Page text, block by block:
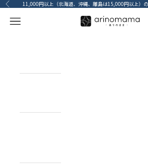
コンテンツへスキップ
前へ 11,000円以上（北海道、沖縄、離島は15,000円以上）
メニューを開く